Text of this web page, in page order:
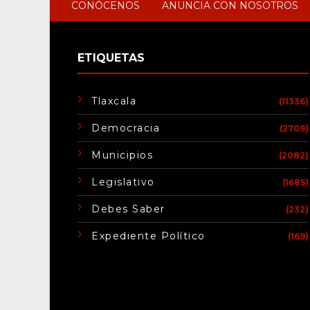
CONÓCENOS ANUNCIA CON NOSOTROS
ETIQUETAS
Tlaxcala (11336)
Democracia (2709)
Municipios (2082)
Legislativo (1685)
Debes Saber (232)
Expediente Político (169)